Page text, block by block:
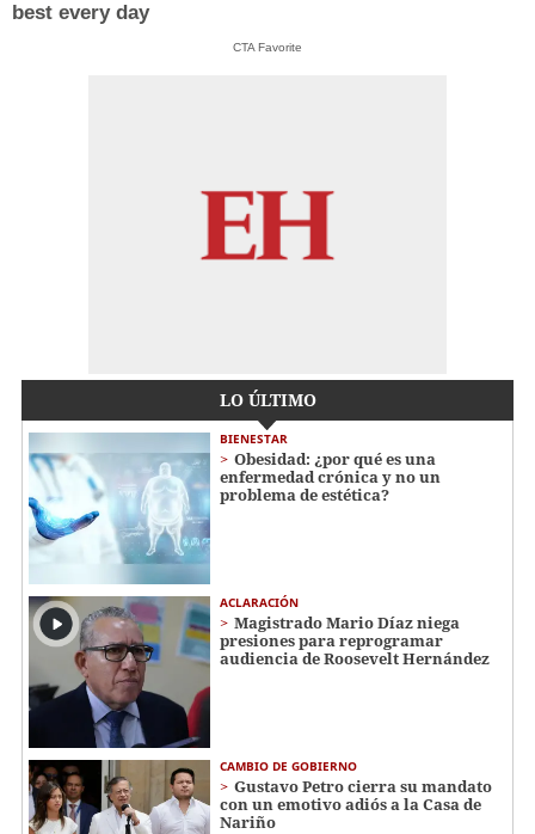
best every day
CTA Favorite
LO ÚLTIMO
BIENESTAR
Obesidad: ¿por qué es una
enfermedad crónica y no un
problema de estética?
ACLARACIÓN
Magistrado Mario Díaz niega
presiones para reprogramar
audiencia de Roosevelt Hernández
CAMBIO DE GOBIERNO
Gustavo Petro cierra su mandato
con un emotivo adiós a la Casa de
Nariño